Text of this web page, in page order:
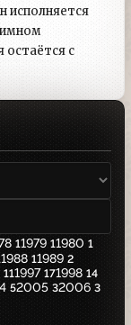
исполняется
остаётся с
11979 11980 1
1988 11989 2
111997 171998 14
52005 32006 3